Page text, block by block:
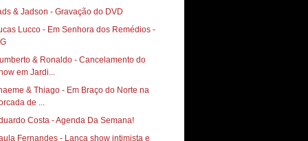
& Jadson - Gravação do DVD
Lucco - Em Senhora dos Remédios -
& Ronaldo - Cancelamento do
em Jardi...
& Thiago - Em Braço do Norte na
de ...
Costa - Agenda Da Semana!
Fernandes - Lança show intimista e